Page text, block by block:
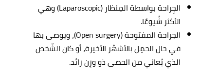
الجِراحة بواسطة المِنظار (Laparoscopic) وهي
الأكثر شُيوعًا.
الجراحة المفتوحة (Open surgery)، ويوصى بها
في حال الحمِل بالأشهُر الأخيرة، أو كان الشّخص
الذي يُعاني من الحصى ذو وزِن زائد.